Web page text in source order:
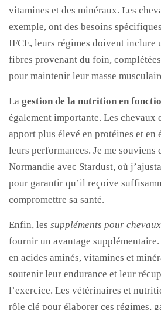
vitamines et des minéraux. Les
exemple, ont des besoins
IFCE, leurs régimes doivent inclure
fibres provenant du foin,
pour maintenir leur masse
La gestion de la nutrition en
également importante. Les chevaux
apport plus élevé en protéines et en
leurs performances. Je me souviens
Normandie avec Stardust, où
pour garantir qu’il reçoive
compromettre sa santé.
Enfin, les suppléments pour
fournir un avantage
en acides aminés, vitamines et
soutenir leur endurance et leur
l’exercice. Les vétérinaires et
rôle clé pour élaborer ces régimes,